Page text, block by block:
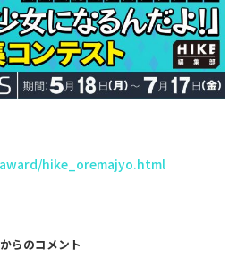
hike_oremajyo.html
らのコメント